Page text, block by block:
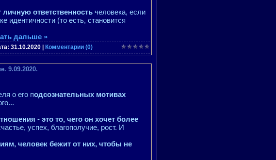
ответственность человека, если
идентичности (то есть, становится
дальше »
31.10.2020 Комментарии (0)
9.09.2020.
о его подсознательных мотивах
- это то, чего он хочет более
успех, благополучие, рост. И
человек бежит от них, чтобы не